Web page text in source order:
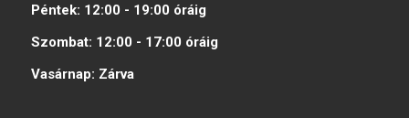
Péntek: 12:00 - 19:00 óráig
Szombat: 12:00 - 17:00 óráig
Vasárnap: Zárva